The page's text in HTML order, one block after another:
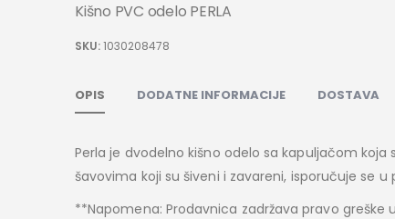
Kišno PVC odelo PERLA
SKU:1030208478
OPIS DODATNE INFORMACIJE DOSTAVA
Perla je dvodelno kišno odelo sa kapuljačom koja
šavovima koji su šiveni i zavareni, isporučuje se
**Napomena: Prodavnica zadržava pravo